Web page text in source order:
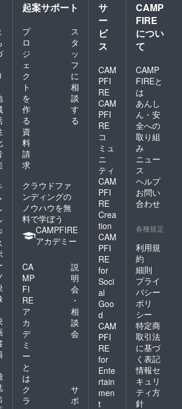
起案サポート
プ
ロ
ジ
ェ
ク
ト
を
作
る
ス
タ
ッ
フ
に
相
談
す
る
資
料
請
求
クラウドファ
ンディングの
ノウハウを無
料で学ぼう
CAMPFIRE
アカデミー
CA
MP
FI
RE
ア
カ
デ
ミ
ー
と
は
説
明
会
・
相
談
会
ク
ラ
サ
ポ
サ
ー
ビ
ス
CAM
PFI
RE
CAM
PFI
RE
コ
ミュ
ニ
ティ
CAM
PFI
RE
Crea
tion
CAM
PFI
RE
for
Soci
al
Goo
d
CAM
PFI
RE
for
Ente
rtain
men
t
CAMP
FIRE
につい
て
CAMP
FIREと
は
あんし
ん・安
全への
取り組
み
ニュー
ス
ヘルプ
お問い
合わせ
各種規定
利用規
約
細則
プライ
バシー
ポリ
シー
特定商
取引法
に基づ
く表記
情報セ
キュリ
ティ方
針